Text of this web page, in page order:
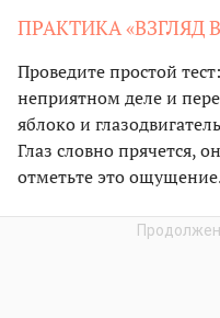
ПРАКТИКА «ВЗГЛЯД
Проведите простой
неприятном деле и
яблоко и
Глаз словно прячется,
отметьте это